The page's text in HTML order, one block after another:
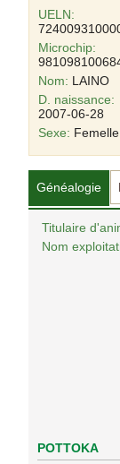
UELN:
Microchip:
Nom: LAINO
D. naissance:
2007-06-28
Sexe: Femelle
Généalogie
Titulaire
Nom
POTTOKA